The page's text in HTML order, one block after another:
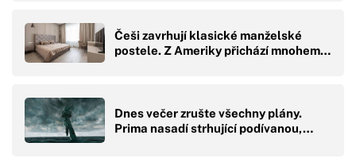
Češi zavrhují klasické manželské
postele. Z Ameriky přichází mnohem…
Dnes večer zrušte všechny plány.
Prima nasadí strhující podívanou,…